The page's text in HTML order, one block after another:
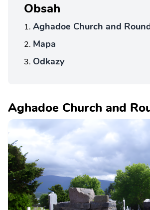
Obsah
Aghadoe Church and
Mapa
Odkazy
Aghadoe Church and